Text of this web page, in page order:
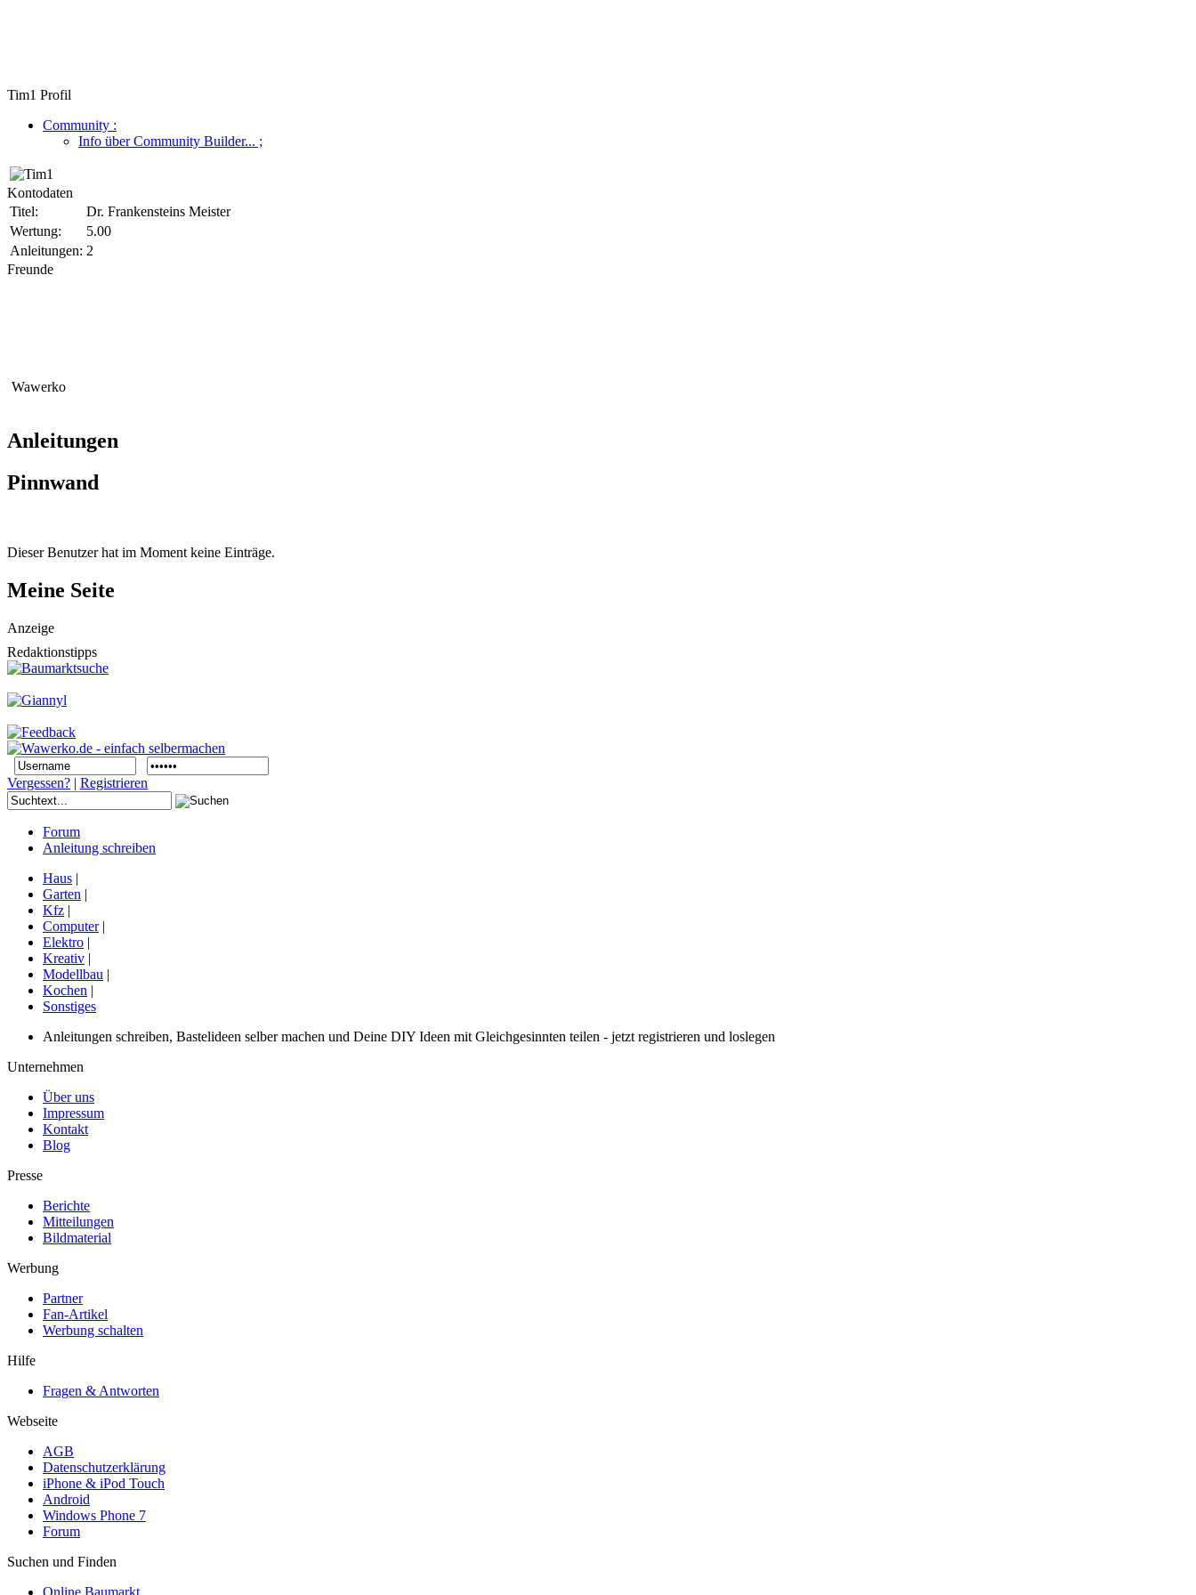
Tim1 Profil
Community :
Info über Community Builder... ;
Kontodaten
Titel:
Dr. Frankensteins Meister
Wertung:
5.00
Anleitungen: 2
Freunde
Wawerko
Anleitungen
Pinnwand
Dieser Benutzer hat im Moment keine Einträge.
Meine Seite
Anzeige
Redaktionstipps
Vergessen? | Registrieren
Forum
Anleitung schreiben
Haus |
Garten |
Kfz |
Computer|
Elektro |
Kreativ |
Modellbau |
Kochen |
Sonstiges
Anleitungen schreiben, Bastelideen selber machen und Deine DIY Ideen mit Gleichgesinnten teilen - jetzt registrieren und loslegen
Unternehmen
Über uns
Impressum
Kontakt
Blog
Presse
Berichte
Mitteilungen
Bildmaterial
Werbung
Partner
Fan-Artikel
Werbung schalten
Hilfe
Fragen & Antworten
Webseite
AGB
Datenschutzerklärung
iPhone & iPod Touch
Android
Windows Phone 7
Forum
Suchen und Finden
Online Baumarkt